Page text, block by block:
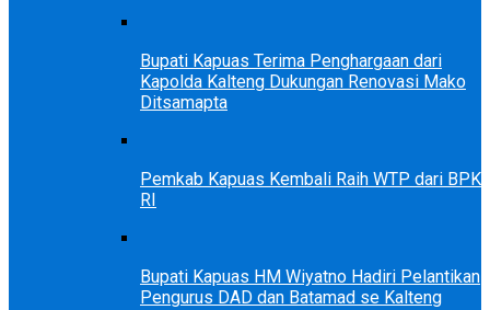
Bupati Kapuas Terima Penghargaan dari
Kapolda Kalteng Dukungan Renovasi Mako
Ditsamapta
Pemkab Kapuas Kembali Raih WTP dari BPK
RI
Bupati Kapuas HM Wiyatno Hadiri Pelantikan
Pengurus DAD dan Batamad se Kalteng